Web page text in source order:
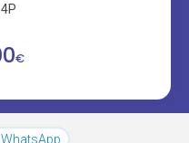
4P
€
WhatsApp